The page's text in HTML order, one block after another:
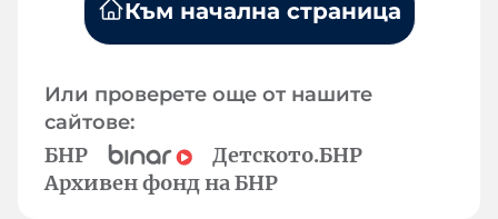
Към начална страница
Или проверете още от нашите
сайтове:
БНР
Детското.БНР
Архивен фонд на БНР